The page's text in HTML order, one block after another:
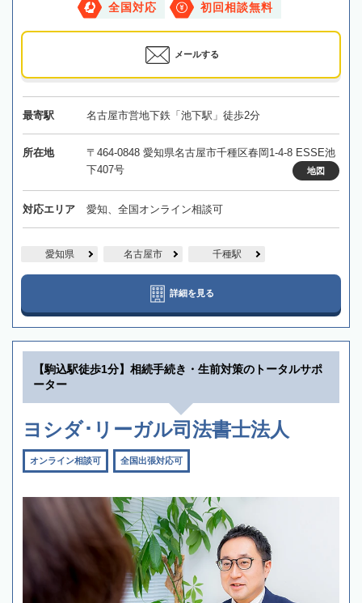
全国対応 初回相談無料
メールする
最寄駅 名古屋市営地下鉄「池下駅」徒歩2分
所在地
〒464-0848 愛知県名古屋市千種区春岡1-4-8 ESSE池
下407号
地図
対応エリア 愛知、全国オンライン相談可
愛知県 名古屋市 千種駅
詳細を見る
【駒込駅徒歩1分】相続手続き・生前対策のトータルサポ
ーター
ヨシダ･リーガル司法書士法人
オンライン相談可 全国出張対応可